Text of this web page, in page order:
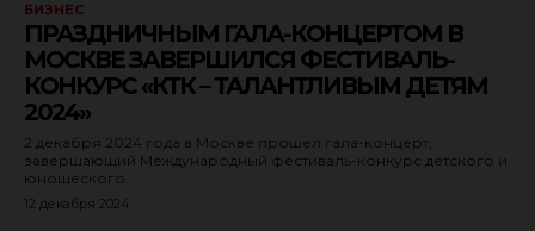
БИЗНЕС
ПРАЗДНИЧНЫМ ГАЛА-КОНЦЕРТОМ В
МОСКВЕ ЗАВЕРШИЛСЯ ФЕСТИВАЛЬ-
КОНКУРС «КТК – ТАЛАНТЛИВЫМ ДЕТЯМ
2024»
2 декабря 2024 года в Москве прошел гала-концерт,
завершающий Международный фестиваль-конкурс детского и
юношеского...
12 декабря 2024